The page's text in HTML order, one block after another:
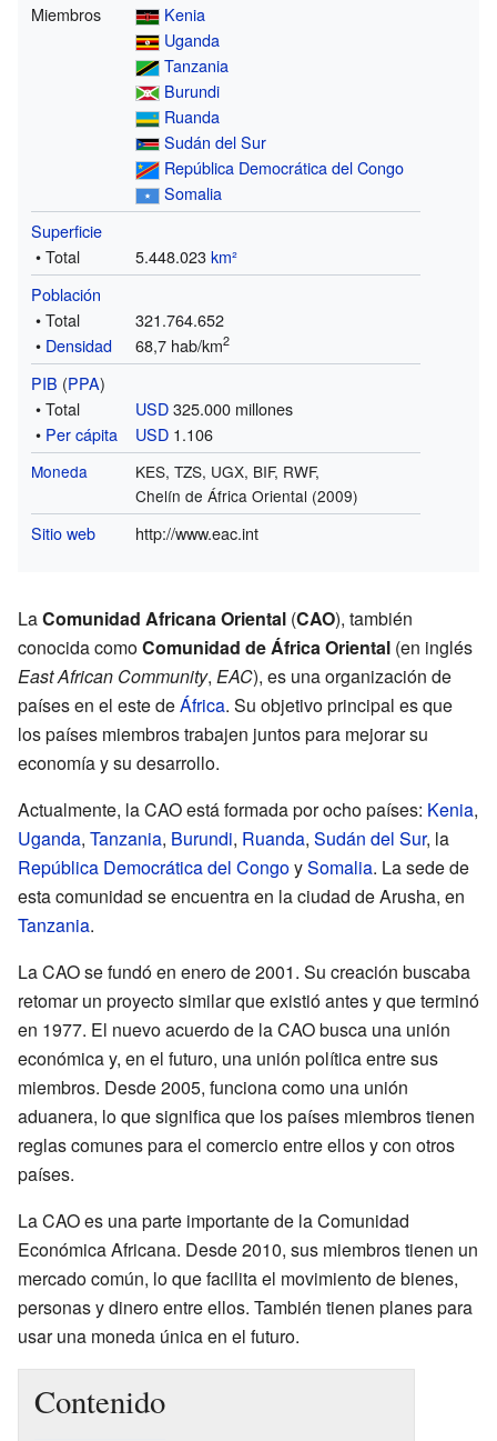
Miembros
Kenia
Uganda
Tanzania
Burundi
Ruanda
Sudán del Sur
República Democrática del Congo
Somalia
Superficie
• Total
5.448.023km²
Población
• Total
• Densidad
321.764.652
68,7 hab/km2
PIB (PPA)
• Total
• Per cápita
USD325.000 millones
USD1.106
Moneda
KES, TZS, UGX, BIF, RWF,
Chelín de África Oriental (2009)
Sitio web http://www.eac.int
LaComunidad Africana Oriental (CAO), también
conocida comoComunidad de África Oriental (en inglés
East African Community, EAC), es una organización de
países en el este deÁfrica. Su objetivo principal es que
los países miembros trabajen juntos para mejorar su
economía y su desarrollo.
Actualmente, la CAO está formada por ocho países: Kenia,
Uganda, Tanzania, Burundi, Ruanda, Sudán del Sur, la
República Democrática del CongoySomalia. La sede de
esta comunidad se encuentra en la ciudad de Arusha, en
Tanzania.
La CAO se fundó en enero de 2001. Su creación buscaba
retomar un proyecto similar que existió antes y que terminó
en 1977. El nuevo acuerdo de la CAO busca una unión
económica y, en el futuro, una unión política entre sus
miembros. Desde 2005, funciona como una unión
aduanera, lo que significa que los países miembros tienen
reglas comunes para el comercio entre ellos y con otros
países.
La CAO es una parte importante de la Comunidad
Económica Africana. Desde 2010, sus miembros tienen un
mercado común, lo que facilita el movimiento de bienes,
personas y dinero entre ellos. También tienen planes para
usar una moneda única en el futuro.
Contenido